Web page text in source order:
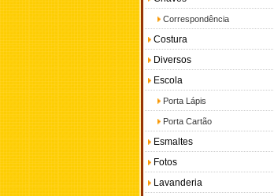
Correspondência
Costura
Diversos
Escola
Porta Lápis
Porta Cartão
Esmaltes
Fotos
Lavanderia